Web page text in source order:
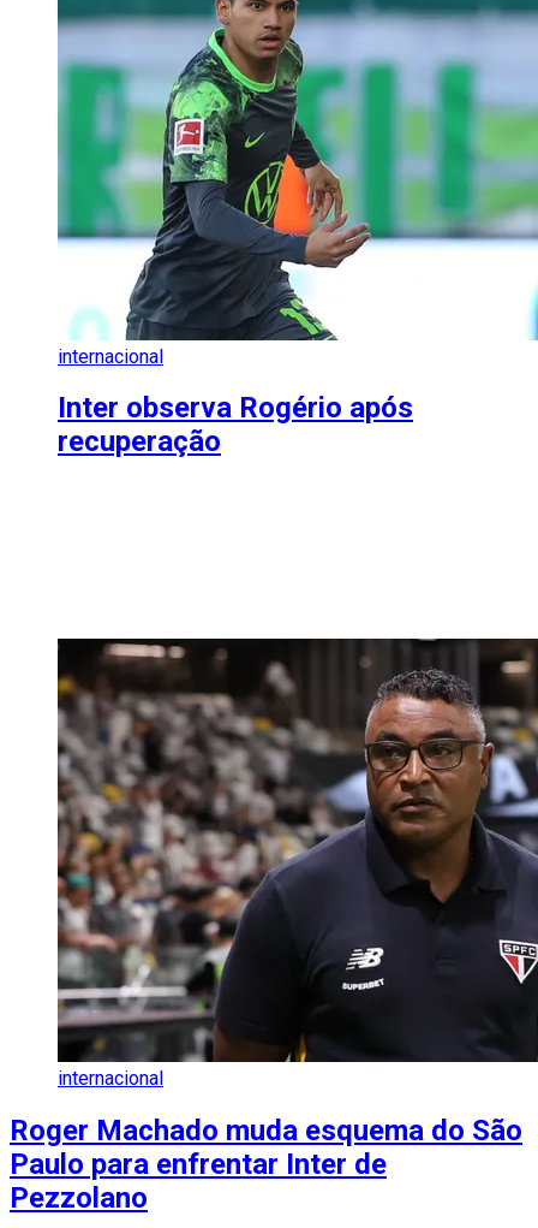
internacional
Inter observa Rogério após
recuperação
internacional
Roger Machado muda esquema do São
Paulo para enfrentar Inter de
Pezzolano